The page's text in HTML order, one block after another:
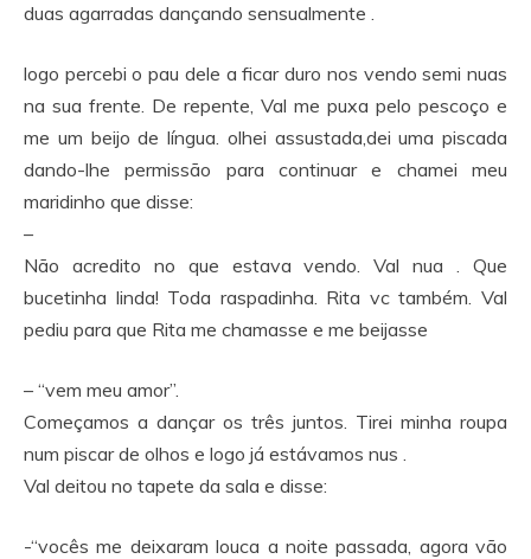
duas agarradas dançando sensualmente .
logo percebi o pau dele a ficar duro nos vendo semi nuas
na sua frente. De repente, Val me puxa pelo pescoço e
me um beijo de língua. olhei assustada,dei uma piscada
dando-lhe permissão para continuar e chamei meu
maridinho que disse:
–
Não acredito no que estava vendo. Val nua . Que
bucetinha linda! Toda raspadinha. Rita vc também. Val
pediu para que Rita me chamasse e me beijasse
– “vem meu amor”.
Começamos a dançar os três juntos. Tirei minha roupa
num piscar de olhos e logo já estávamos nus .
Val deitou no tapete da sala e disse:
-“vocês me deixaram louca a noite passada, agora vão